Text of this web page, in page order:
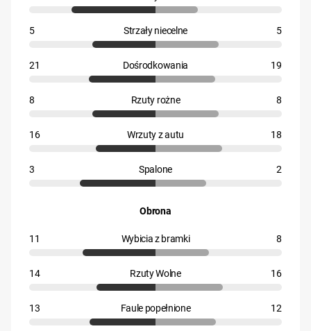
5 Strzały niecelne 5
21 Dośrodkowania 19
8 Rzuty rożne 8
16 Wrzuty z autu 18
3 Spalone 2
Obrona
11 Wybicia z bramki 8
14 Rzuty Wolne 16
13 Faule popełnione 12